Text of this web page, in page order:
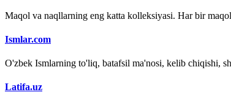
Maqol va naqllarning eng katta kolleksiyasi. Har bir
Ismlar.com
O'zbek Ismlarning to'liq, batafsil ma'nosi, kelib chiqishi,
Latifa.uz